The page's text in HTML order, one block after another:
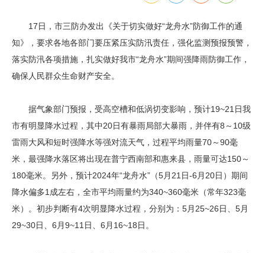
17日，市三防办发出《关于切实做好“龙舟水”防御工作的通
知》，要求各地各部门要压紧压实防汛责任，强化监测预报预警，
落实防汛各项措施，扎实做好我市“龙舟水”期间强降雨防御工作，
确保人民群众生命财产安全。
据气象部门预报，受高空槽和低涡切变影响，预计19~21日我
市有明显降水过程，其中20日有暴雨局部大暴雨，并伴有8～10级
雷雨大风和短时强降水等强对流天气，过程平均雨量70～90毫
米，最强降水落区将出现在普宁西南部和惠来县，雨量可达150～
180毫米。另外，预计2024年“龙舟水”（5月21日-6月20日）期间
降水偏多1成左右，全市平均雨量约为340~360毫米（常年323毫
米）。初步判断有4次明显降水过程，分别为：5月25~26日、5月
29~30日、6月9~11日、6月16~18日。